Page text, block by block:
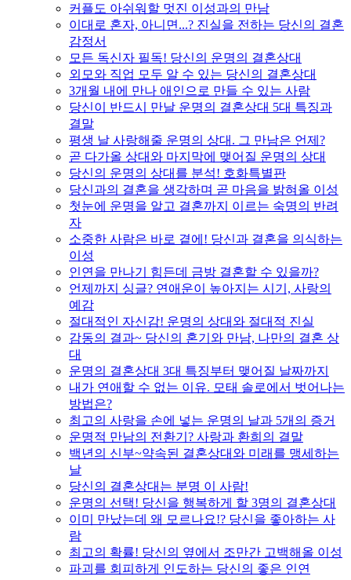
커플도 아쉬워할 멋진 이성과의 만남
이대로 혼자, 아니면...? 진실을 전하는 당신의 결혼
감정서
모든 독신자 필독! 당신의 운명의 결혼상대
외모와 직업 모두 알 수 있는 당신의 결혼상대
3개월 내에 만나 애인으로 만들 수 있는 사람
당신이 반드시 만날 운명의 결혼상대 5대 특징과
결말
평생 날 사랑해줄 운명의 상대. 그 만남은 언제?
곧 다가올 상대와 마지막에 맺어질 운명의 상대
당신의 운명의 상대를 분석! 호화특별판
당신과의 결혼을 생각하며 곧 마음을 밝혀올 이성
첫눈에 운명을 알고 결혼까지 이르는 숙명의 반려
자
소중한 사람은 바로 곁에! 당신과 결혼을 의식하는
이성
인연을 만나기 힘든데 금방 결혼할 수 있을까?
언제까지 싱글? 연애운이 높아지는 시기, 사랑의
예감
절대적인 자신감! 운명의 상대와 절대적 진실
감동의 결과~ 당신의 혼기와 만남, 나만의 결혼 상
대
운명의 결혼상대 3대 특징부터 맺어질 날짜까지
내가 연애할 수 없는 이유. 모태 솔로에서 벗어나는
방법은?
최고의 사랑을 손에 넣는 운명의 날과 5개의 증거
운명적 만남의 전환기? 사랑과 환희의 결말
백년의 신부~약속된 결혼상대와 미래를 맹세하는
날
당신의 결혼상대는 분명 이 사람!
운명의 선택! 당신을 행복하게 할 3명의 결혼상대
이미 만났는데 왜 모르나요!? 당신을 좋아하는 사
람
최고의 확률! 당신의 옆에서 조만간 고백해올 이성
파괴를 회피하게 인도하는 당신의 좋은 인연